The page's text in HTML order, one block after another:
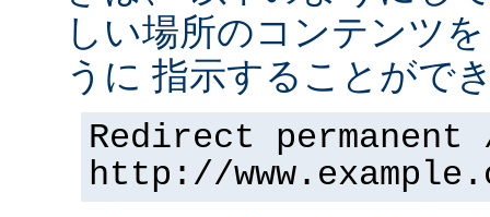
しい場所のコンテンツ
うに 指示することがで
Redirect
http://